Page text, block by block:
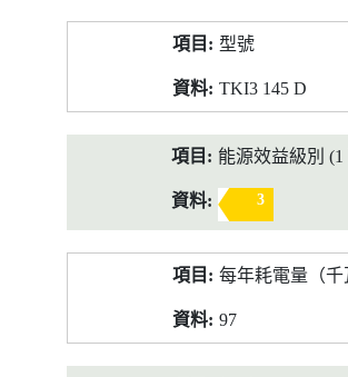
型號
TKI3 145 D
能源效益級別 (1
3
每年耗電量（千
97